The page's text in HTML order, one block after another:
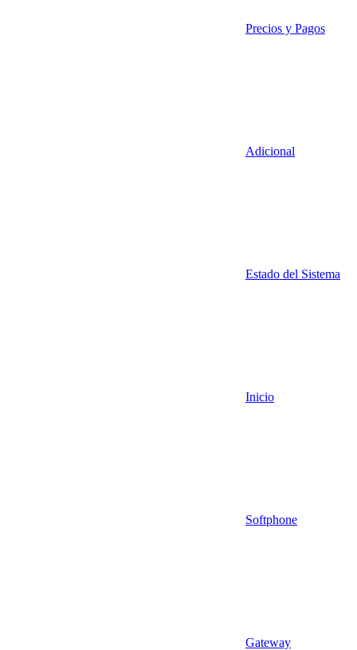
Precios y Pagos
Adicional
Estado del Sistema
Inicio
Softphone
Gateway